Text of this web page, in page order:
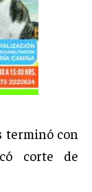
terminó con
corte de